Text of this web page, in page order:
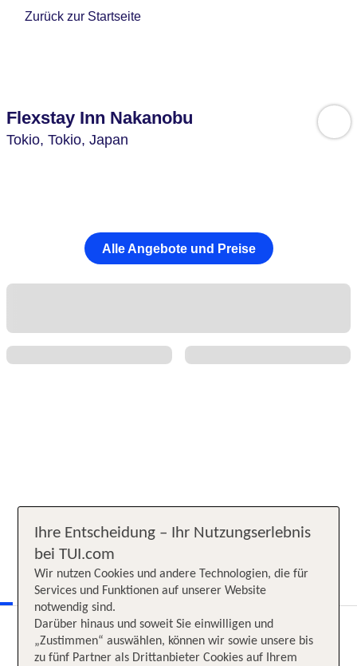
Zurück zur Startseite
Flexstay Inn Nakanobu
Tokio, Tokio, Japan
Alle Angebote und Preise
Ihre Entscheidung – Ihr Nutzungserlebnis
bei TUI.com
Wir nutzen Cookies und andere Technologien, die für
Services und Funktionen auf unserer Website
notwendig sind.
Darüber hinaus und soweit Sie einwilligen und
„Zustimmen“ auswählen, können wir sowie unsere bis
zu fünf Partner als Drittanbieter Cookies auf Ihrem